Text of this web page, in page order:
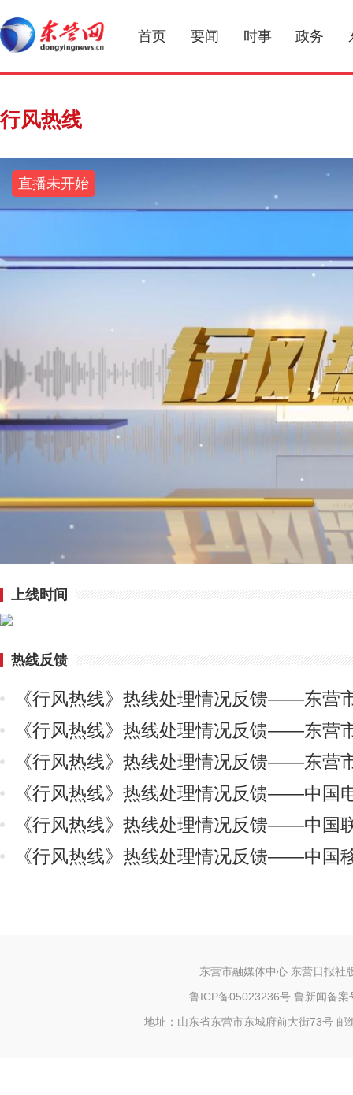
首页 要闻 时事 政务
行风热线
直播未开始
上线时间
热线反馈
《行风热线》热线处理情况反馈——东营
《行风热线》热线处理情况反馈——东营
建设管理局
《行风热线》热线处理情况反馈——东营
《行风热线》热线处理情况反馈——中国
司
《行风热线》热线处理情况反馈——中国
司
《行风热线》热线处理情况反馈——中国
东营市融媒体中心 东营日报社
鲁ICP备05023236号鲁新闻备案
地址：山东省东营市东城府前大街73号